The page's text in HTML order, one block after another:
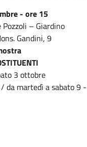
- ore 15
– Giardino
Gandini, 9
3 ottobre
da martedì a sabato 9